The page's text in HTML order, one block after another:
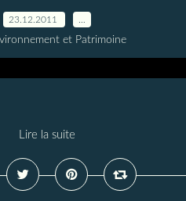
23.12.2011
et Patrimoine
Lire la suite